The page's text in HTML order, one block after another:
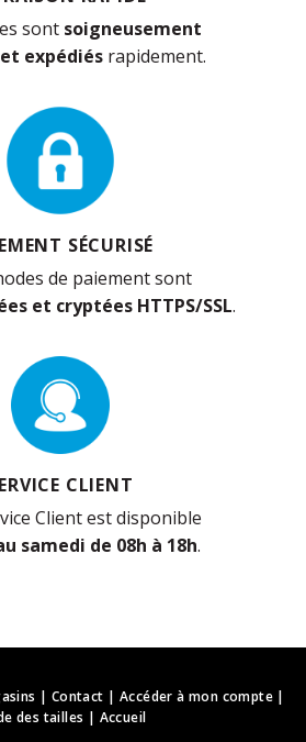
sont soigneusement
expédiés rapidement.
SÉCURISÉ
de paiement sont
et cryptées HTTPS/SSL.
CLIENT
Client est disponible
samedi de 08h à 18h.
| Contact | Accéder à mon compte|
des tailles | Accueil